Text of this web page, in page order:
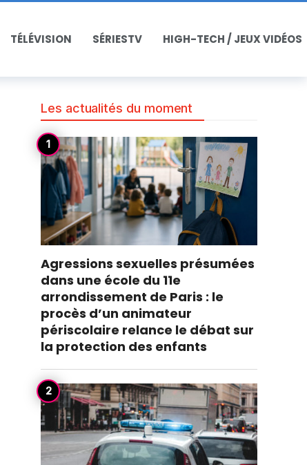
TÉLÉVISION SÉRIESTV HIGH-TECH / JEUX VIDÉOS
Les actualités du moment
Agressions sexuelles présumées
dans une école du 11e
arrondissement de Paris : le
procès d’un animateur
périscolaire relance le débat sur
la protection des enfants